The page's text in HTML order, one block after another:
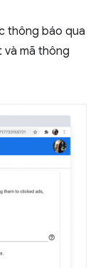
thông báo qua
và mã thông